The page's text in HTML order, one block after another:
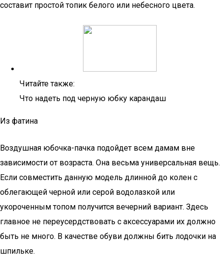
составит простой топик белого или небесного цвета.
Читайте также:
Что надеть под черную юбку карандаш
Из фатина
Воздушная юбочка-пачка подойдет всем дамам вне
зависимости от возраста. Она весьма универсальная вещь.
Если совместить данную модель длинной до колен с
облегающей черной или серой водолазкой или
укороченным топом получится вечерний вариант. Здесь
главное не переусердствовать с аксессуарами их должно
быть не много. В качестве обуви должны бить лодочки на
шпильке.